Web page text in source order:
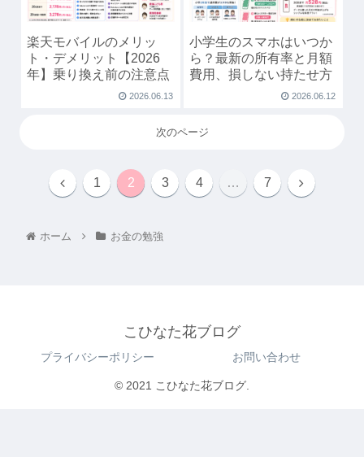
楽天モバイルのメリッ
ト・デメリット【2026
年】乗り換え前の注意点
2026.06.13
小学生のスマホはいつか
ら？最新の所有率と月額
費用、損しない持たせ方
2026.06.12
次のページ
1 2 3 4 … 7
ホーム お金の勉強
こひなた花ブログ
プライバシーポリシー お問い合わせ
© 2021 こひなた花ブログ.